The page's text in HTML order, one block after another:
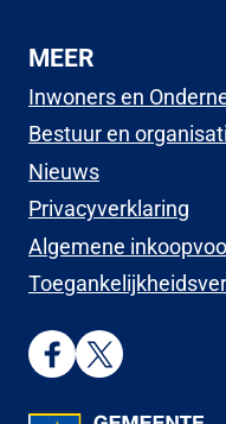
MEER
Inwoners en
Bestuur en
Nieuws
Privacyverklaring
Algemene